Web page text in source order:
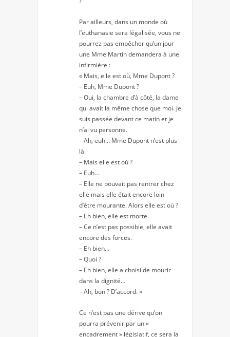
Par ailleurs, dans un monde où
l’euthanasie sera légalisée, vous ne
pourrez pas empêcher qu’un jour
une Mme Martin demandera à une
infirmière :
« Mais, elle est où, Mme Dupont ?
– Euh, Mme Dupont ?
– Oui, la chambre d’à côté, la dame
qui avait la même chose que moi. Je
suis passée devant ce matin et je
n’ai vu personne.
– Ah, euh… Mme Dupont n’est plus
là.
– Mais elle est où ?
– Euh…
– Elle ne pouvait pas rentrer chez
elle mais elle était encore loin
d’être mourante. Alors elle est où ?
– Eh bien, elle est morte.
– Ce n’est pas possible, elle avait
encore des forces.
– Eh bien…
– Quoi ?
– Eh bien, elle a choisi de mourir
dans la dignité…
– Ah, bon ? D’accord. »
Ce n’est pas une dérive qu’on
pourra prévenir par un «
encadrement » législatif, ce sera la